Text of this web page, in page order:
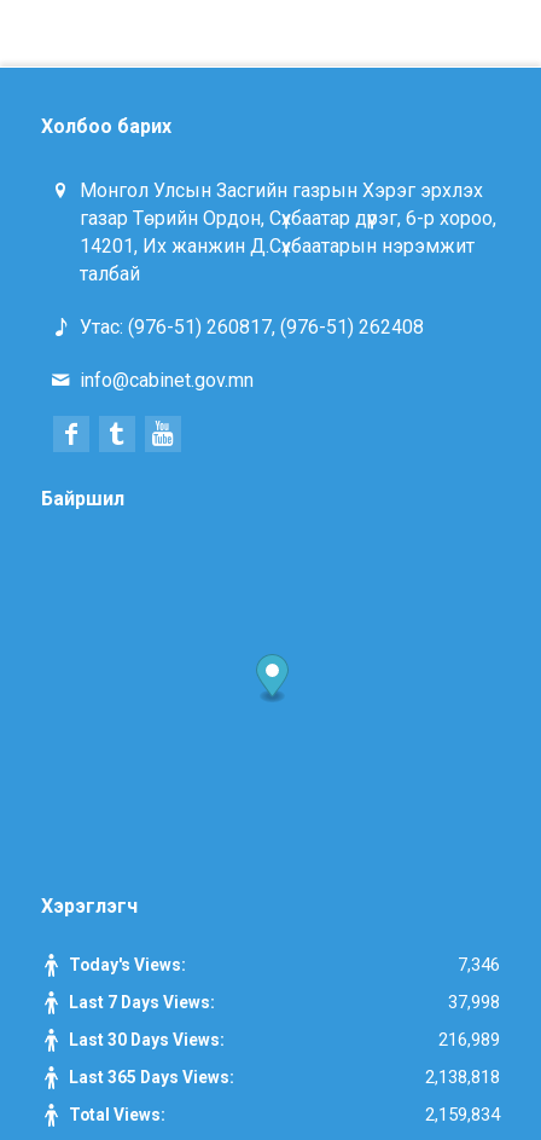
Холбоо барих
Монгол Улсын Засгийн газрын Хэрэг эрхлэх
газар Төрийн Ордон, Сүхбаатар дүүрэг, 6-р хороо,
14201, Их жанжин Д.Сүхбаатарын нэрэмжит
талбай
Утас: (976-51) 260817, (976-51) 262408
info@cabinet.gov.mn
Байршил
Хэрэглэгч
Today's Views: 7,346
Last 7 Days Views: 37,998
Last 30 Days Views: 216,989
Last 365 Days Views: 2,138,818
Total Views: 2,159,834